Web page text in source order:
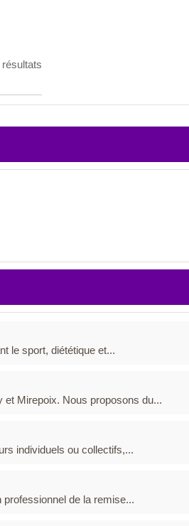
le sport, diététique et...
Mirepoix. Nous proposons du...
individuels ou collectifs,...
de la remise...